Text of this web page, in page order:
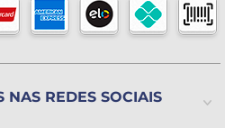
Feriados)
NAS REDES SOCIAIS